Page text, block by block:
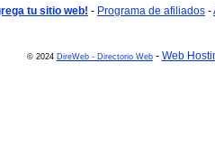
tu sitio web! - Programa de afiliados -
© 2024 DireWeb - Directorio Web- Web